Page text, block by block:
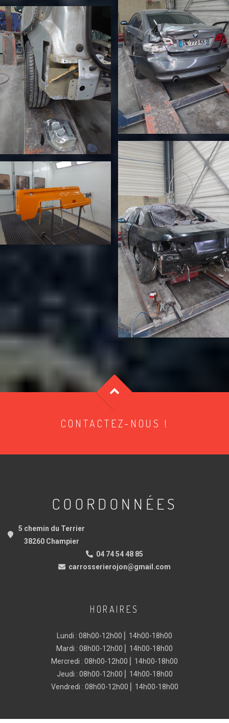
CONTACTEZ-NOUS !
COORDONNÉES
5 chemin du Terrier
38260 Champier
04 74 54 48 85
carrosserierojon@gmail.com
HORAIRES
Lundi : 08h00-12h00 ⎜ 14h00-18h00
Mardi : 08h00-12h00 ⎜ 14h00-18h00
Mercredi : 08h00-12h00 ⎜ 14h00-18h00
Jeudi : 08h00-12h00 ⎜ 14h00-18h00
Vendredi : 08h00-12h00 ⎜ 14h00-18h00